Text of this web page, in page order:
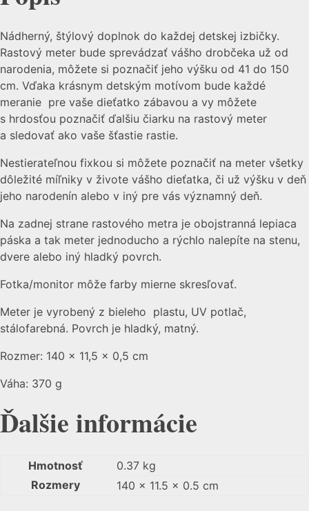
Nádherný, štýlový doplnok do každej detskej izbičky.
Rastový meter bude sprevádzať vášho drobčeka už od
narodenia, môžete si poznačiť jeho výšku od 41 do 150
cm. Vďaka krásnym detským motívom bude každé
meranie pre vaše dieťatko zábavou a vy môžete
s hrdosťou poznačiť ďalšiu čiarku na rastový meter
a sledovať ako vaše šťastie rastie.
Nestierateľnou fixkou si môžete poznačiť na meter všetky
dôležité míľniky v živote vášho dieťatka, či už výšku v deň
jeho narodenín alebo v iný pre vás významný deň.
Na zadnej strane rastového metra je obojstranná lepiaca
páska a tak meter jednoducho a rýchlo nalepíte na stenu,
dvere alebo iný hladký povrch.
Fotka/monitor môže farby mierne skresľovať.
Meter je vyrobený z bieleho plastu, UV potlač,
stálofarebná. Povrch je hladký, matný.
Rozmer: 140 x 11,5 x 0,5 cm
Váha: 370 g
Ďalšie informácie
Hmotnosť
0.37 kg
Rozmery
140 × 11.5 × 0.5 cm